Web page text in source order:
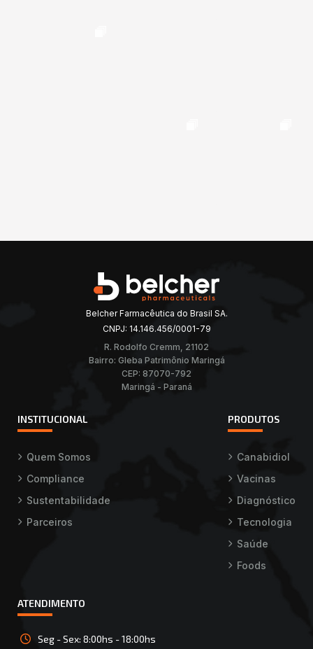
Belcher Farmacêutica do Brasil SA.
CNPJ: 14.146.456/0001-79
R. Rodolfo Cremm, 21102
Bairro: Gleba Patrimônio Maringá
CEP: 87070-792
Maringá - Paraná
INSTITUCIONAL
Quem Somos
Compliance
Sustentabilidade
Parceiros
PRODUTOS
Canabidiol
Vacinas
Diagnóstico
Tecnologia
Saúde
Foods
ATENDIMENTO
Seg - Sex: 8:00hs - 18:00hs